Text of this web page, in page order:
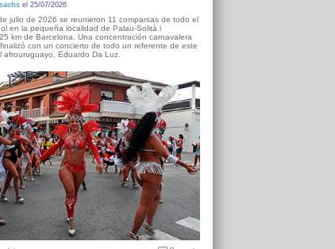
el 25/07/2026
julio de 2026 se reunieron 11 comparsas de todo el
en la pequeña localidad de Palau-Solità i
km de Barcelona. Una concentración carnavalera
con un concierto de todo un referente de este
afrouruguayo, Eduardo Da Luz.